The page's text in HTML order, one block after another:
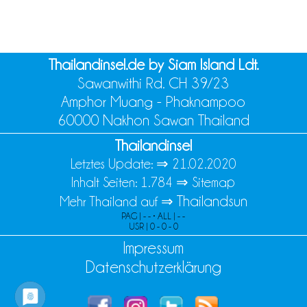
Thailandinsel.de by Siam Island Ldt.
Sawanwithi Rd. CH 39/23
Amphor Muang - Phaknampoo
60000 Nakhon Sawan Thailand
Thailandinsel
Letztes Update: ⇒ 21.02.2020
Inhalt Seiten: 1.784 ⇒ Sitemap
Mehr Thailand auf ⇒ Thailandsun
PAG | - - • ALL | - -
USR | 0 - 0 - 0
Impressum
Datenschutzerklärung